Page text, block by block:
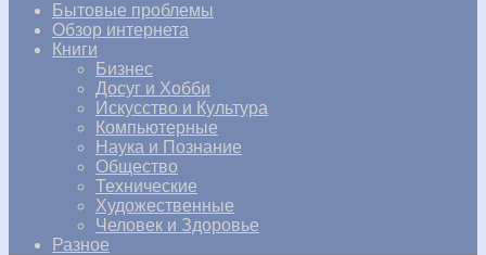
Бытовые проблемы
Обзор интернета
Книги
Бизнес
Досуг и Хобби
Искусство и Культура
Компьютерные
Наука и Познание
Общество
Технические
Художественные
Человек и Здоровье
Разное